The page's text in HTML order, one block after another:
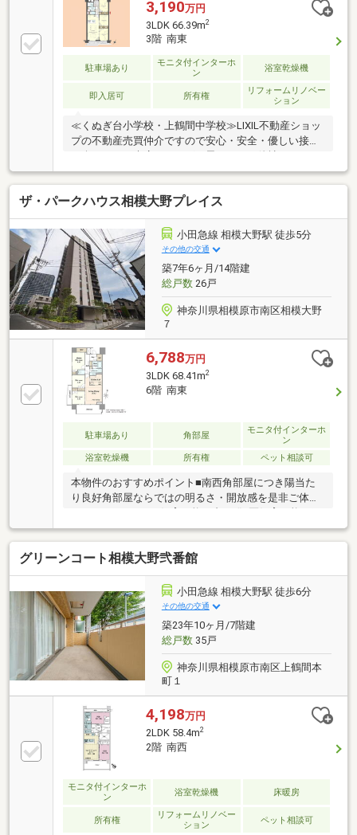
3,190万円
3LDK 66.39m2
3階 南東
駐車場あり
モニタ付インターホ
ン
浴室乾燥機
即入居可 所有権
リフォームリノベー
ション
≪くぬぎ台小学校・上鶴間中学校≫LIXIL不動産ショッ
プの不動産売買仲介ですので安心・安全・優しい接客
違いをご堪能下さい。～～～～～～～～～～～～～～
～～～～～～～インターネット、チラシなどに掲載で
きない物件や未公開物件・自社物件も多数ございま
す。物件情報等はコチラまでTEL：046-244-3815～～
～～～～～～～～～～～～～～～～～～～
ザ・パークハウス相模大野プレイス
小田急線 相模大野駅 徒歩5分
その他の交通
築7年6ヶ月/14階建
総戸数26戸
神奈川県相模原市南区相模大野
７
6,788万円
3LDK 68.41m2
6階 南東
駐車場あり 角部屋
モニタ付インターホ
ン
浴室乾燥機
所有権 ペット相談可
本物件のおすすめポイント■南西角部屋につき陽当た
り良好角部屋ならではの明るさ・開放感を是非ご体感
則有り）■新規一部リフォーム完了済み（2025年8月下
旬完了済み）■全室天井・壁クロス張替え■トイレ本体
新規交換■トイレフロアタイル張替え■ガスコンロ新規
交換■ディスポーザ新規交換■電動給気シャッター新規
交換■給気口新規交換■エアコン内部洗浄■フロアコー
ティング（LDK、各洋室、廊下）
グリーンコート相模大野弐番館
小田急線 相模大野駅 徒歩6分
その他の交通
築23年10ヶ月/7階建
総戸数35戸
神奈川県相模原市南区上鶴間本
町１
4,198万円
2LDK 58.4m2
2階 南西
モニタ付インターホ
ン
浴室乾燥機 床暖房
所有権
リフォームリノベー
ション
ペット相談可